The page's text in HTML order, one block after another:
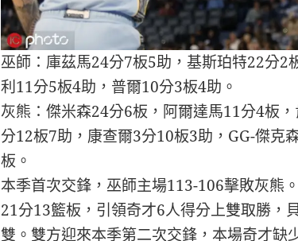
巫師：庫茲馬24分7板5助，基斯珀特22分2
利11分5板4助，普爾10分3板4助。
灰熊：傑米森24分6板，阿爾達馬11分4板
分12板7助，康查爾3分10板3助，GG-傑克
板。
本季首次交鋒，巫師主場113-106擊敗灰熊
21分13籃板，引領奇才6人得分上雙取勝，
雙。雙方迎來本季第二次交鋒，本場奇才缺